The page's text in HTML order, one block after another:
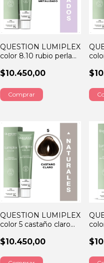
QUESTION LUMIPLEX
color 8.10 rubio perla
$10.450,00
QUESTION LUMIPLEX
color 5 castaño claro
$10.450,00